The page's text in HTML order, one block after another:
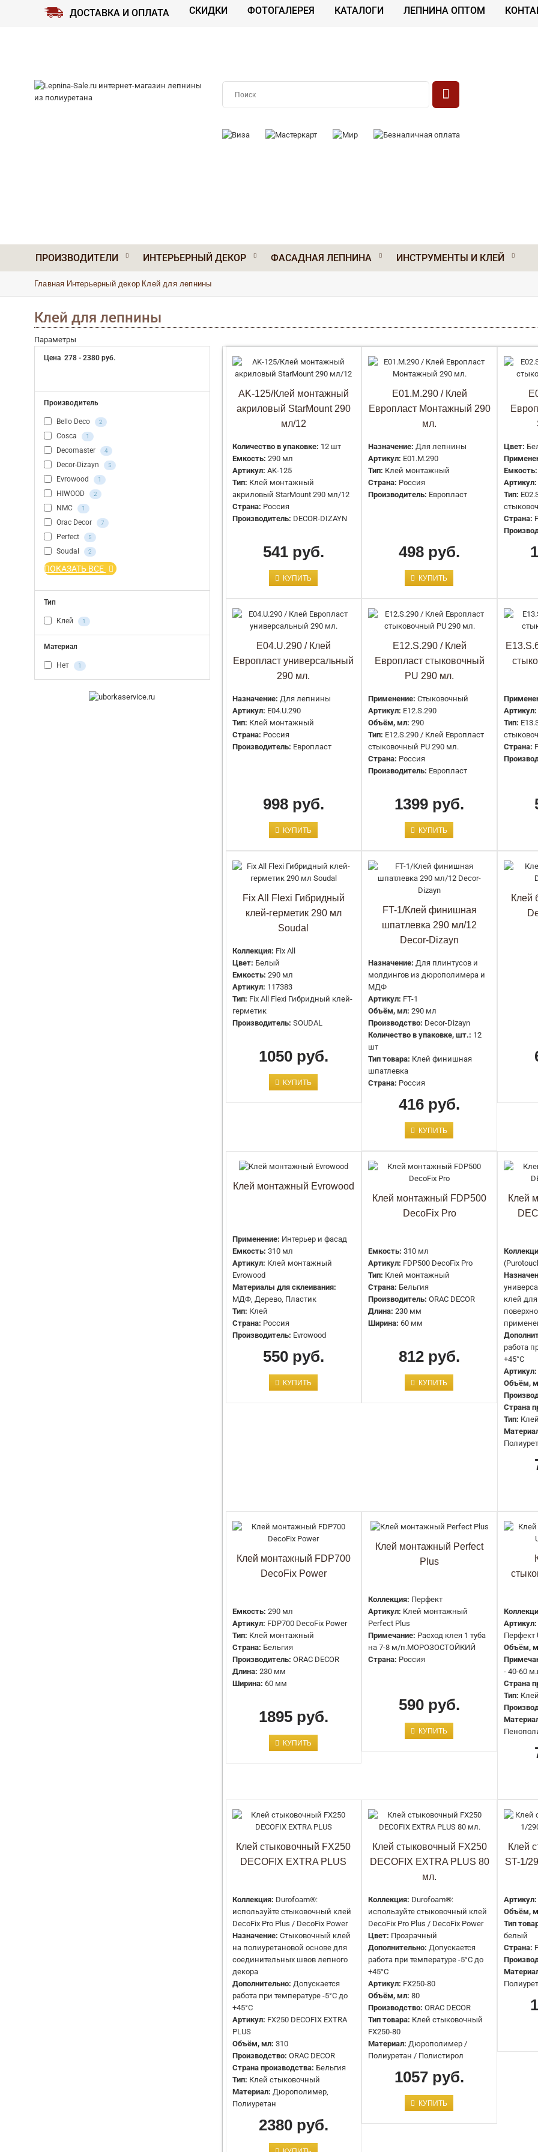
ДОСТАВКА И ОПЛАТА СКИДКИ ФОТОГАЛЕРЕЯ КАТАЛОГИ ЛЕПНИНА ОПТОМ
ПРОИЗВОДИТЕЛИ ИНТЕРЬЕРНЫЙ ДЕКОР ФАСАДНАЯ ЛЕПНИНА ИНСТРУМЕНТЫ И КЛЕЙ
Главная Интерьерный декор Клей для лепнины
Клей для лепнины
Параметры
Цена 278 - 2380 руб.
Производитель
Bello Deco 2
Cosca 1
Decomaster 4
Decor-Dizayn 5
Evrowood 1
HIWOOD 2
NMC 1
Orac Decor 7
Perfect 5
Soudal 2
ПОКАЗАТЬ ВСЕ
Тип
Клей 1
Материал
Нет 1
AK-125/Клей монтажный
541 руб.
E01.M.290 / Клей Европласт
Монтажный 290 мл.
E02.S.290 / Клей Европласт
стыковочный SMP 290 мл.
1399 руб.
E03.S.60 / Клей Европласт
стыковочный SMP 60 мл.
520 руб.
E04.U.290 / Клей Европласт
универсальный 290 мл.
998 руб.
E12.S.290 / Клей Европласт
стыковочный PU 290 мл.
1399 руб.
E13.S.60 / Клей Европласт
стыковочный PU 60 мл.
520 руб.
герметик 290 мл Soudal
1250 руб.
Fix All Flexi Гибридный клей-
герметик 290 мл Soudal
1050 руб.
FT-1/Клей финишная шпатлевка
мл/12 Decor-Dizayn
416 руб.
Клей быстрой фиксации
660 руб.
Клей монтажно-стыковочный
1150 руб.
550 руб.
Клей монтажный FDP500 DecoFix
Pro
812 руб.
Клей монтажный FDP550 DECOFIX
PRO PLUS
774 руб.
Клей монтажный FDP650 DECOFIX
AK-125/Клей монтажный
акриловый StarMount 290
мл/12
Количество в упаковке: 12 шт
Емкость: 290 мл
Артикул: AK-125
Тип: Клей монтажный
акриловый StarMount 290 мл/12
Страна: Россия
Производитель: DECOR-DIZAYN
541 руб.
КУПИТЬ
E01.M.290 / Клей
Европласт Монтажный 290
мл.
Назначение: Для лепнины
Артикул: E01.M.290
Тип: Клей монтажный
Страна: Россия
Производитель: Европласт
498 руб.
КУПИТЬ
Цвет:
Емкость:
Артикул:
Тип:
Страна:
E04.U.290 / Клей
Европласт универсальный
290 мл.
Назначение: Для лепнины
Артикул: E04.U.290
Тип: Клей монтажный
Страна: Россия
Производитель: Европласт
998 руб.
КУПИТЬ
E12.S.290 / Клей
Европласт стыковочный
PU 290 мл.
Применение: Стыковочный
Артикул: E12.S.290
Объём, мл: 290
Тип: E12.S.290 / Клей Европласт
стыковочный PU 290 мл.
Страна: Россия
Производитель: Европласт
1399 руб.
КУПИТЬ
Артикул:
Тип:
Страна:
Fix All Flexi Гибридный
клей-герметик 290 мл
Soudal
Коллекция: Fix All
Цвет: Белый
Емкость: 290 мл
Артикул: 117383
Тип: Fix All Flexi Гибридный клей-
герметик
Производитель: SOUDAL
1050 руб.
КУПИТЬ
FT-1/Клей финишная
шпатлевка 290 мл/12
Decor-Dizayn
Назначение: Для плинтусов и
молдингов из дюрополимера и
МДФ
Артикул: FT-1
Объём, мл: 290 мл
Производство: Decor-Dizayn
Количество в упаковке, шт.: 12
шт
Тип товара: Клей финишная
шпатлевка
Страна: Россия
416 руб.
КУПИТЬ
Клей
Клей монтажный Evrowood
Применение: Интерьер и фасад
Емкость: 310 мл
Артикул: Клей монтажный
Evrowood
Материалы для склеивания:
МДФ, Дерево, Пластик
Тип: Клей
Страна: Россия
Производитель: Evrowood
550 руб.
КУПИТЬ
Клей монтажный FDP500
DecoFix Pro
Емкость: 310 мл
Артикул: FDP500 DecoFix Pro
Тип: Клей монтажный
Страна: Бельгия
Производитель: ORAC DECOR
Длина: 230 мм
Ширина: 60 мм
812 руб.
КУПИТЬ
Клей
клей
работа
+45°C
Артикул:
Объём,
Страна
Тип:
Клей монтажный FDP700
DecoFix Power
Емкость: 290 мл
Артикул: FDP700 DecoFix Power
Тип: Клей монтажный
Страна: Бельгия
Производитель: ORAC DECOR
Длина: 230 мм
Ширина: 60 мм
1895 руб.
КУПИТЬ
Клей монтажный Perfect
Plus
Коллекция: Перфект
Артикул: Клей монтажный
Perfect Plus
Примечание: Расход клея 1 туба
на 7-8 м/п.МОРОЗОСТОЙКИЙ
Страна: Россия
590 руб.
КУПИТЬ
Артикул:
Перфект
Объём,
- 40-60
Страна
Тип:
Клей стыковочный FX250
DECOFIX EXTRA PLUS
Коллекция: Durofoam®:
используйте стыковочный клей
DecoFix Pro Plus / DecoFix Power
Назначение: Стыковочный клей
на полиуретановой основе для
соединительных швов лепного
декора
Дополнительно: Допускается
работа при температуре -5°C до
+45°C
Артикул: FX250 DECOFIX EXTRA
PLUS
Объём, мл: 310
Производство: ORAC DECOR
Страна производства: Бельгия
Тип: Клей стыковочный
Материал: Дюрополимер,
Полиуретан
2380 руб.
Клей стыковочный FX250
DECOFIX EXTRA PLUS 80
мл.
Коллекция: Durofoam®:
используйте стыковочный клей
DecoFix Pro Plus / DecoFix Power
Цвет: Прозрачный
Дополнительно: Допускается
работа при температуре -5°C до
+45°C
Артикул: FX250-80
Объём, мл: 80
Производство: ORAC DECOR
Тип товара: Клей стыковочный
FX250-80
Материал: Дюрополимер /
Полиуретан / Полистирол
1057 руб.
КУПИТЬ
Клей
ST-1/
Артикул:
Объём,
Тип
белый
Страна: